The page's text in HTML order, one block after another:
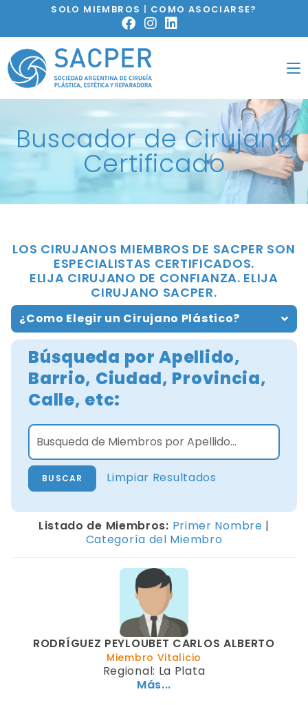
SOLO MIEMBROS | COMO ASOCIARSE?
Buscador de Cirujano
Certificado
LOS CIRUJANOS MIEMBROS DE SACPER SON
ESPECIALISTAS CERTIFICADOS.
ELIJA CIRUJANO DE CONFIANZA. ELIJA
CIRUJANO SACPER.
¿Como Elegir un Cirujano Plástico?
Búsqueda por Apellido,
Barrio, Ciudad, Provincia,
Calle, etc:
Limpiar Resultados
Listado de Miembros: Primer Nombre |
Categoría del Miembro
RODRÍGUEZ PEYLOUBET CARLOS ALBERTO
Miembro Vitalicio
Regional: La Plata
Más...